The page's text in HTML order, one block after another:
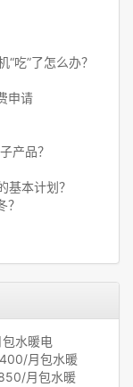
吃”了怎么办？
申请
产品？
基本计划？
水暖电
月包水暖
月包水暖